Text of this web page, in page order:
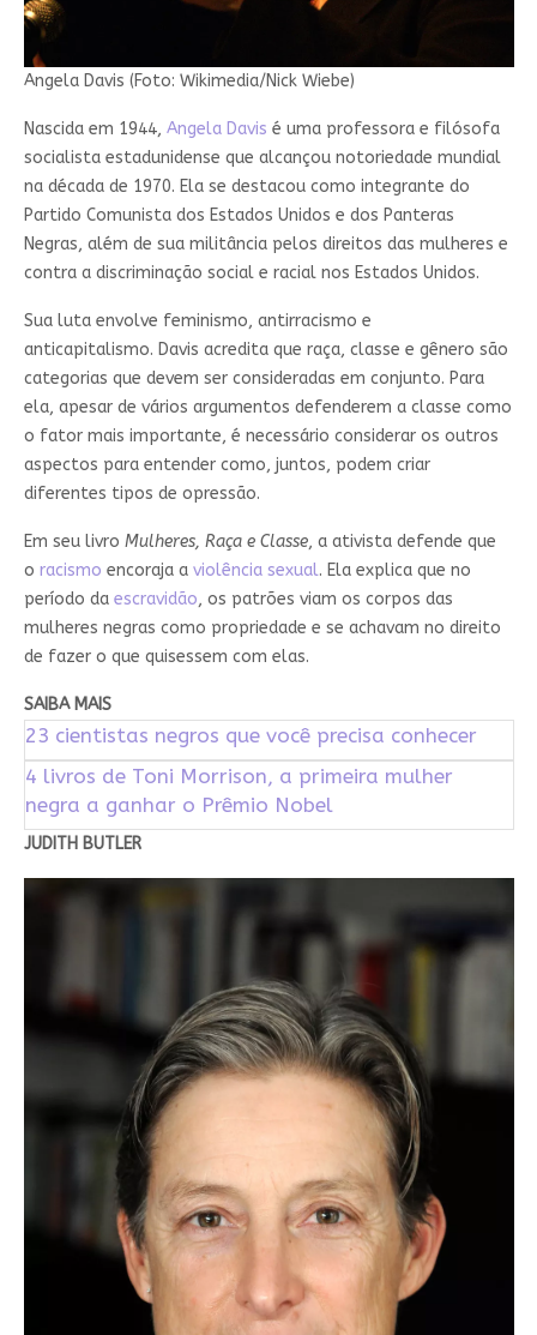
Angela Davis (Foto: Wikimedia/Nick Wiebe)
Nascida em 1944, Angela Davis é uma professora e filósofa
socialista estadunidense que alcançou notoriedade mundial
na década de 1970. Ela se destacou como integrante do
Partido Comunista dos Estados Unidos e dos Panteras
Negras, além de sua militância pelos direitos das mulheres e
contra a discriminação social e racial nos Estados Unidos.
Sua luta envolve feminismo, antirracismo e
anticapitalismo. Davis acredita que raça, classe e gênero são
categorias que devem ser consideradas em conjunto. Para
ela, apesar de vários argumentos defenderem a classe como
o fator mais importante, é necessário considerar os outros
aspectos para entender como, juntos, podem criar
diferentes tipos de opressão.
Em seu livro Mulheres, Raça e Classe, a ativista defende que
o racismo encoraja a violência sexual. Ela explica que no
período da escravidão, os patrões viam os corpos das
mulheres negras como propriedade e se achavam no direito
de fazer o que quisessem com elas.
SAIBA MAIS
23 cientistas negros que você precisa conhecer
4 livros de Toni Morrison, a primeira mulher
negra a ganhar o Prêmio Nobel
JUDITH BUTLER